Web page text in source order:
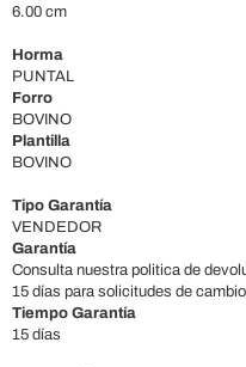
6.00 cm
Horma
PUNTAL
Forro
BOVINO
Plantilla
BOVINO
Tipo Garantía
VENDEDOR
Garantía
Consulta nuestra politica de
15 días para solicitudes de
Tiempo Garantía
15 días